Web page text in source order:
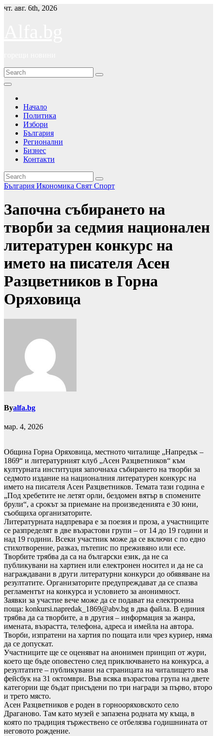
Skip
чт. авг. 6th, 2026
Начало
Политика
Избори
България
Регионални
Бизнес
Контакти
България Икономика Свят Спорт
Започна събирането на
творби за седмия национален
литературен конкурс на
името на писателя Асен
Разцветников в Горна
Оряховица
Byalfa.bg
мар. 4, 2026
Община Горна Оряховица, местното читалище „Напредък –
1869“ и литературният клуб „Асен Разцветников“ към
културната институция започнаха събирането на творби за
седмото издание на националния литературен конкурс на
името на писателя Асен Разцветников. Темата тази година е
„Под хребетите не летят орли, бездомен вятър в спомените
брули“, а срокът за приемане на произведенията е 30 юни,
съобщиха организаторите.
Литературната надпревара е за поезия и проза, а участниците
се разпределят в две възрастови групи – от 14 до 19 години и
над 19 години. Всеки участник може да се включи с по едно
стихотворение, разказ, пътепис по преживяно или есе.
Творбите трябва да са на български език, да не са
публикувани на хартиен или електронен носител и да не са
награждавани в други литературни конкурси до обявяване на
резултатите. Организаторите предупреждават да се спазва
регламентът на конкурса и условието за анонимност.
Заявки за участие вече може да се подават на електронна
поща: konkursi.napredak_1869@abv.bg в два файла. В единия
трябва да са творбите, а в другия – информация за жанра,
имената, възрастта, телефона, адреса и имейла на автора.
Творби, изпратени на хартия по пощата или чрез куриер, няма
да се допускат.
Участниците ще се оценяват на анонимен принцип от жури,
което ще бъде оповестено след приключването на конкурса, а
резултатите – публикувани на страницата на читалището във
фейсбук на 31 октомври. Във всяка възрастова група на двете
категории ще бъдат присъдени по три награди за първо, второ
и трето място.
Асен Разцветников е роден в горнооряховското село
Драганово. Там като музей е запазена родната му къща, в
която по традиция тържествено се отбелязва годишнината от
неговото рождение.